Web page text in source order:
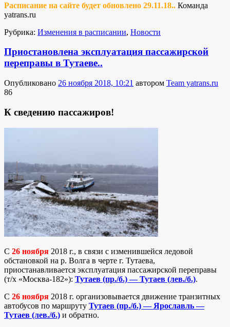
Расписание на сайте будет обновлено 29.11.18.. Команда
yatrans.ru
Рубрика: Изменения в расписании, Новости
Приостановлена эксплуатация пассажирской
переправы в Тутаеве..
Опубликовано 26 ноября 2018, 10:21 автором Team yatrans.ru
86
К сведению пассажиров!
С 26 ноября 2018 г., в связи с изменившейся ледовой
обстановкой на р. Волга в черте г. Тутаева,
приостанавливается эксплуатация пассажирской переправы
(т/х «Москва-182»): Тутаев (пр./б.) — Тутаев (лев./б.).
C 26 ноября 2018 г. организовывается движение транзитных
автобусов по маршруту Тутаев (пр./б.) — Ярославль —
Тутаев (лев./б.) и обратно.